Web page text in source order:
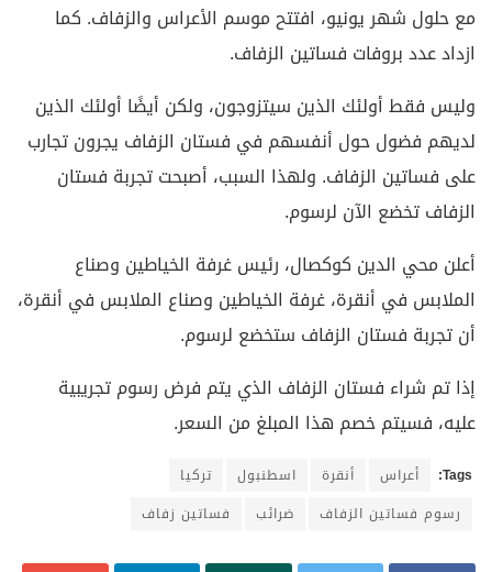
مع حلول شهر يونيو، افتتح موسم الأعراس والزفاف. كما
ازداد عدد بروفات فساتين الزفاف.
وليس فقط أولئك الذين سيتزوجون، ولكن أيضًا أولئك الذين
لديهم فضول حول أنفسهم في فستان الزفاف يجرون تجارب
على فساتين الزفاف. ولهذا السبب، أصبحت تجربة فستان
الزفاف تخضع الآن لرسوم.
أعلن محي الدين كوكصال، رئيس غرفة الخياطين وصناع
الملابس في أنقرة، غرفة الخياطين وصناع الملابس في أنقرة،
أن تجربة فستان الزفاف ستخضع لرسوم.
إذا تم شراء فستان الزفاف الذي يتم فرض رسوم تجريبية
عليه، فسيتم خصم هذا المبلغ من السعر.
Tags: أعراس أنقرة اسطنبول
تركيا
رسوم فساتين الزفاف
ضرائب فساتين زفاف